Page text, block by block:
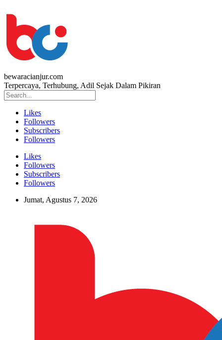
bewaracianjur.com
Terpercaya, Terhubung, Adil Sejak Dalam Pikiran
Likes
Followers
Subscribers
Followers
Likes
Followers
Subscribers
Followers
Jumat, Agustus 7, 2026